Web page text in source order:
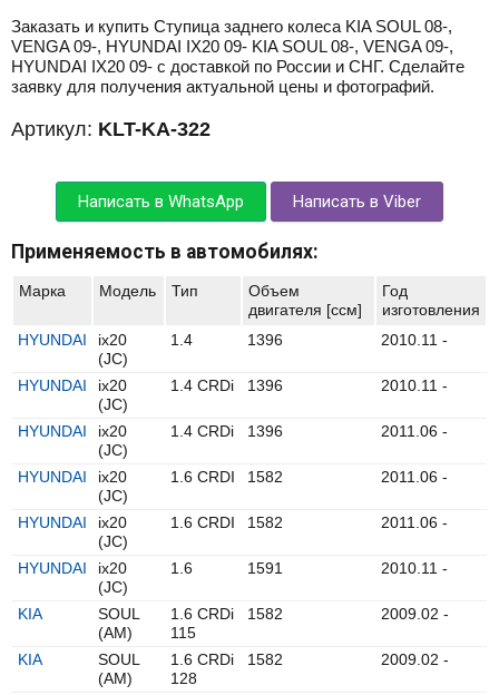
Заказать и купить Ступица заднего колеса KIA SOUL 08-,
VENGA 09-, HYUNDAI IX20 09- KIA SOUL 08-, VENGA 09-,
HYUNDAI IX20 09- с доставкой по России и СНГ. Сделайте
заявку для получения актуальной цены и фотографий.
Артикул: KLT-KA-322
Написать в WhatsApp Написать в Viber
Применяемость в автомобилях:
Марка Модель Тип
Объем
двигателя [ccм]
Год
изготовления
HYUNDAI
ix20
(JC)
1.4 1396 2010.11 -
HYUNDAI
ix20
(JC)
1.4 CRDi 1396 2010.11 -
HYUNDAI
ix20
(JC)
1.4 CRDi 1396 2011.06 -
HYUNDAI
ix20
(JC)
1.6 CRDI 1582 2011.06 -
HYUNDAI
ix20
(JC)
1.6 CRDI 1582 2011.06 -
HYUNDAI
ix20
(JC)
1.6 1591 2010.11 -
KIA
SOUL
(AM)
1.6 CRDi
115
1582 2009.02 -
KIA
SOUL
(AM)
1.6 CRDi
128
1582 2009.02 -